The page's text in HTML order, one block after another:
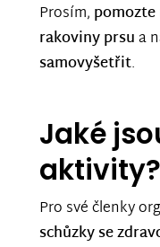
Prosím,
rakoviny prsua
samovyšetřit.
Jaké
aktivity?
Pro své členky
schůzky se